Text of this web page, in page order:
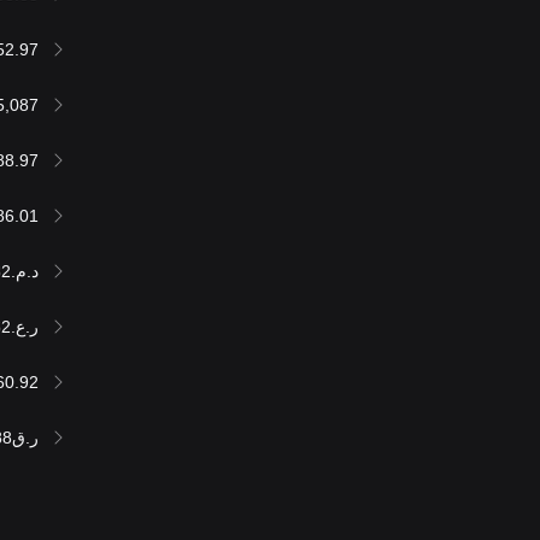
د.م.601,396.32
ر.ع.24,840.62
ر.ق235,901.88